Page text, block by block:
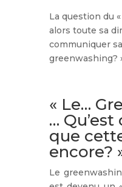
La question du
alors toute sa
communiquer
greenwashing?
« Le…
… Qu’est
que
encore?
Le